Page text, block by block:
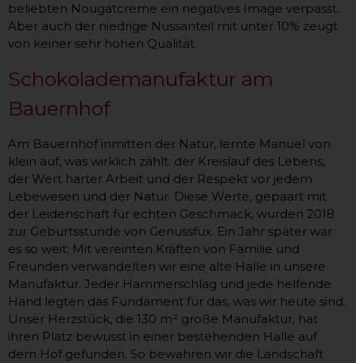
beliebten Nougatcreme ein negatives Image verpasst.
Aber auch der niedrige Nussanteil mit unter 10% zeugt
von keiner sehr hohen Qualität.
Schokolademanufaktur am
Bauernhof
Am Bauernhof inmitten der Natur, lernte Manuel von
klein auf, was wirklich zählt: der Kreislauf des Lebens,
der Wert harter Arbeit und der Respekt vor jedem
Lebewesen und der Natur. Diese Werte, gepaart mit
der Leidenschaft für echten Geschmack, wurden 2018
zur Geburtsstunde von Genussfux. Ein Jahr später war
es so weit: Mit vereinten Kräften von Familie und
Freunden verwandelten wir eine alte Halle in unsere
Manufaktur. Jeder Hammerschlag und jede helfende
Hand legten das Fundament für das, was wir heute sind.
Unser Herzstück, die 130 m² große Manufaktur, hat
ihren Platz bewusst in einer bestehenden Halle auf
dem Hof gefunden. So bewahren wir die Landschaft